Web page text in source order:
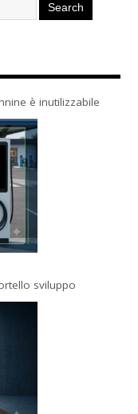
è inutilizzabile
sviluppo